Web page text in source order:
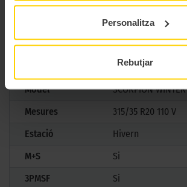
Personalitza
Rebutjar
control sense renunciar al confort.
Pirelli
Model
SCORPION WINTER
Mesures
315/35 R20 110 V
Estació
Hivern
M+S
Si
3PMSF
Si